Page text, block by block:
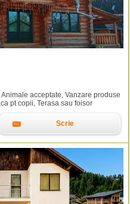
acceptate, Vanzare produse
pt copii, Terasa sau foisor
Scrie